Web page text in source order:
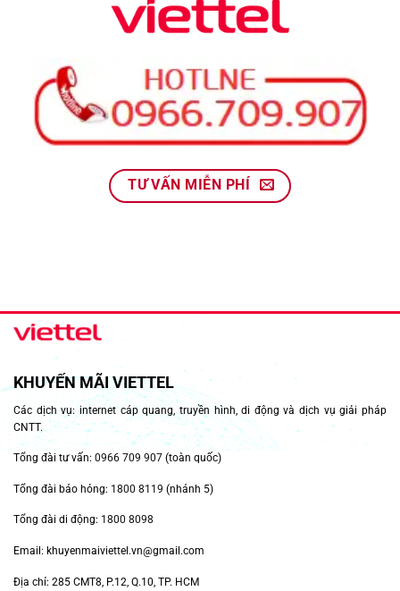
TƯ VẤN MIỄN PHÍ
KHUYẾN MÃI VIETTEL
Các dịch vụ: internet cáp quang, truyền hình, di động và dịch vụ giải pháp
CNTT.
Tổng đài tư vấn: 0966 709 907 (toàn quốc)
Tổng đài báo hỏng: 1800 8119 (nhánh 5)
Tổng đài di động: 1800 8098
Email: khuyenmaiviettel.vn@gmail.com
Địa chỉ: 285 CMT8, P.12, Q.10, TP. HCM